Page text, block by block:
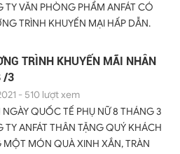
TY VĂN PHÒNG PHẨM ANFÁT CÓ
TRÌNH KHUYẾN MẠI HẤP DẪN.
12 THÁNG 04 NĂM 2017 + KHÁCH
MUA ĐƠN HÀNG TỪ 500 NGÀN ĐẾN
RỬA TAY LIFEBUOY + KHÁCH
MUA ĐƠN HÀNG TRÊN 1,5 TRIỆU SẼ
TẶNG 01 SỔ DA CAO CẤP. CÁM ƠN
TRÌNH KHUYẾN MÃI NHÂN
/3
- 510 lượt xem
NGÀY QUỐC TẾ PHỤ NỮ 8 THÁNG 3
TY ANFÁT THÂN TẶNG QUÝ KHÁCH
MỘT MÓN QUÀ XINH XẮN, TRÀN